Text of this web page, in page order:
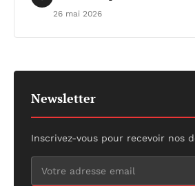
26 mai 2026
Newsletter
Inscrivez-vous pour recevoir nos